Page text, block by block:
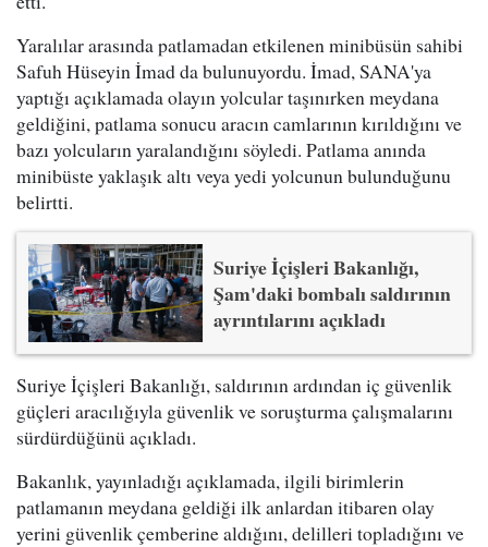
Yaralılar arasında patlamadan etkilenen minibüsün sahibi
Safuh Hüseyin İmad da bulunuyordu. İmad, SANA'ya
yaptığı açıklamada olayın yolcular taşınırken meydana
geldiğini, patlama sonucu aracın camlarının kırıldığını ve
bazı yolcuların yaralandığını söyledi. Patlama anında
minibüste yaklaşık altı veya yedi yolcunun bulunduğunu
belirtti.
Suriye İçişleri Bakanlığı,
Şam'daki bombalı saldırının
ayrıntılarını açıkladı
Suriye İçişleri Bakanlığı, saldırının ardından iç güvenlik
güçleri aracılığıyla güvenlik ve soruşturma çalışmalarını
sürdürdüğünü açıkladı.
Bakanlık, yayınladığı açıklamada, ilgili birimlerin
patlamanın meydana geldiği ilk anlardan itibaren olay
yerini güvenlik çemberine aldığını, delilleri topladığını ve